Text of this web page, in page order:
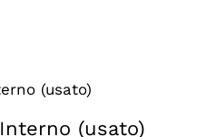
Interno (usato)